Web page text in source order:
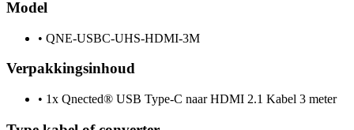
Model
• QNE-USBC-UHS-HDMI-3M
Verpakkingsinhoud
• 1x Qnected® USB Type-C naar HDMI 2.1 Kabel 3 meter